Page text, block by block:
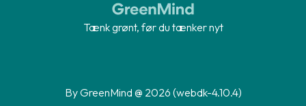
Tænk grønt, før du tænker nyt
By GreenMind @ 2026 (webdk-4.10.4)